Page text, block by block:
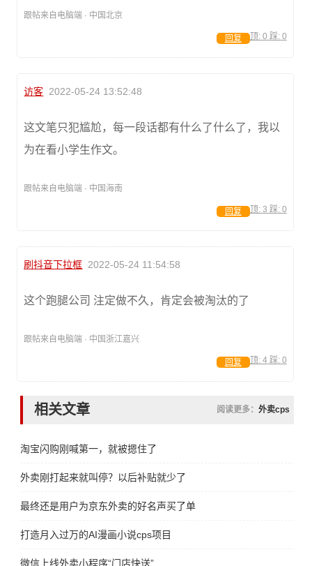
跟帖来自电脑端 · 中国北京
顶: 0 踩: 0
回复
访客 2022-05-24 13:52:48
这文笔只犯尴尬，每一段话都有什么了什么了，我以
为在看小学生作文。
跟帖来自电脑端 · 中国海南
顶: 3 踩: 0
回复
刷抖音下拉框 2022-05-24 11:54:58
这个跑腿公司 注定做不久，肯定会被淘汰的了
跟帖来自电脑端 · 中国浙江嘉兴
顶: 4 踩: 0
回复
相关文章 阅读更多： 外卖cps
淘宝闪购刚喊第一，就被摁住了
外卖刚打起来就叫停？以后补贴就少了
最终还是用户为京东外卖的好名声买了单
打造月入过万的AI漫画小说cps项目
微信上线外卖小程序“门店快送”